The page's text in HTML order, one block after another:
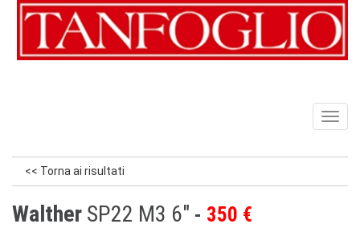
<< Torna ai risultati
Walther SP22 M3 6″ 350 €